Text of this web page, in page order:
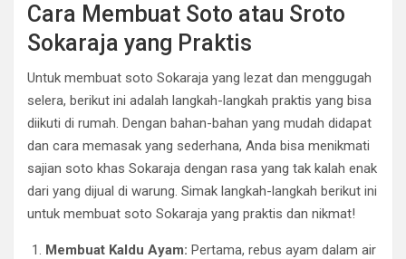
Cara Membuat Soto atau Sroto
Sokaraja yang Praktis
Untuk membuat soto Sokaraja yang lezat dan menggugah
selera, berikut ini adalah langkah-langkah praktis yang bisa
diikuti di rumah. Dengan bahan-bahan yang mudah didapat
dan cara memasak yang sederhana, Anda bisa menikmati
sajian soto khas Sokaraja dengan rasa yang tak kalah enak
dari yang dijual di warung. Simak langkah-langkah berikut ini
untuk membuat soto Sokaraja yang praktis dan nikmat!
Membuat Kaldu Ayam: Pertama, rebus ayam dalam air